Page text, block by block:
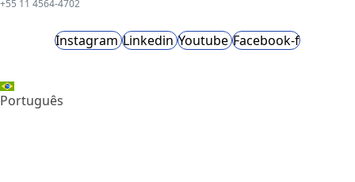
+55 11 4564-4702
Instagram Linkedin Youtube Facebook-f
Português